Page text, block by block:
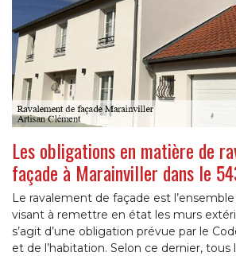
Les obligations en matière de
façade à Marainviller dans le
Le ravalement de façade est
visant à remettre en état les murs
s’agit d’une obligation prévue par le
et de l’habitation. Selon ce dernier,